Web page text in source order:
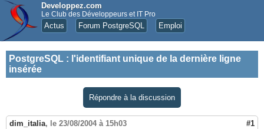
Developpez.com
Le Club des Développeurs et IT Pro
Actus Forum PostgreSQL Emploi
PostgreSQL : l'identifiant unique de la dernière ligne
insérée
Répondre à la discussion
dim_italia, le 23/08/2004 à 15h03 #1